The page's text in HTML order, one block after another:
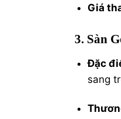
Giá
3. Sàn
Đặc
sang